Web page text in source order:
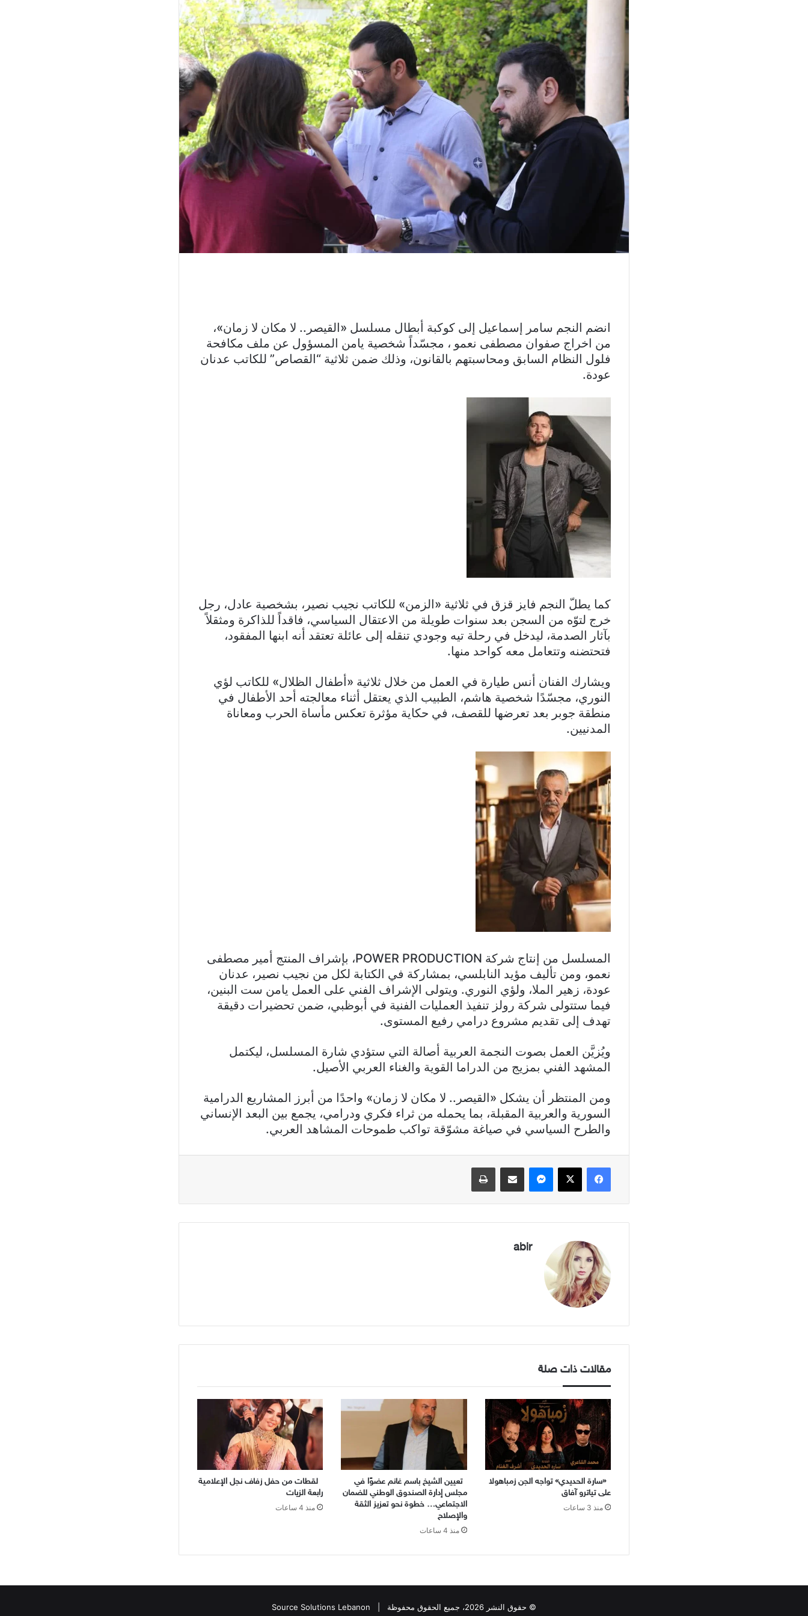
انضم النجم سامر إسماعيل إلى كوكبة أبطال مسلسل «القيصر.. لا مكان لا زمان»،
من اخراج صفوان مصطفى نعمو ، مجسّداً شخصية يامن المسؤول عن ملف مكافحة
فلول النظام السابق ومحاسبتهم بالقانون، وذلك ضمن ثلاثية “القصاص” للكاتب عدنان
عودة.
كما يطلّ النجم فايز قزق في ثلاثية «الزمن» للكاتب نجيب نصير، بشخصية عادل، رجل
خرج لتوّه من السجن بعد سنوات طويلة من الاعتقال السياسي، فاقداً للذاكرة ومثقلاً
بآثار الصدمة، ليدخل في رحلة تيه وجودي تنقله إلى عائلة تعتقد أنه ابنها المفقود،
فتحتضنه وتتعامل معه كواحد منها.
ويشارك الفنان أنس طيارة في العمل من خلال ثلاثية «أطفال الظلال» للكاتب لؤي
النوري، مجسّدًا شخصية هاشم، الطبيب الذي يعتقل أثناء معالجته أحد الأطفال في
منطقة جوبر بعد تعرضها للقصف، في حكاية مؤثرة تعكس مأساة الحرب ومعاناة
المدنيين.
المسلسل من إنتاج شركة POWER PRODUCTION، بإشراف المنتج أمير مصطفى
نعمو، ومن تأليف مؤيد النابلسي، بمشاركة في الكتابة لكل من نجيب نصير، عدنان
عودة، زهير الملا، ولؤي النوري. ويتولى الإشراف الفني على العمل يامن ست البنين،
فيما ستتولى شركة رولز تنفيذ العمليات الفنية في أبوظبي، ضمن تحضيرات دقيقة
تهدف إلى تقديم مشروع درامي رفيع المستوى.
ويُزيَّن العمل بصوت النجمة العربية أصالة التي ستؤدي شارة المسلسل، ليكتمل
المشهد الفني بمزيج من الدراما القوية والغناء العربي الأصيل.
ومن المنتظر أن يشكل «القيصر.. لا مكان لا زمان» واحدًا من أبرز المشاريع الدرامية
السورية والعربية المقبلة، بما يحمله من ثراء فكري ودرامي، يجمع بين البعد الإنساني
والطرح السياسي في صياغة مشوّقة تواكب طموحات المشاهد العربي.
فيسبوك X ماسنجر مشاركة عبر البريد طباعة
abir
مقالات ذات صلة
«سارة الحديدي» تواجه الجن زمباهولا
على تياترو آفاق
منذ 3 ساعات
تعيين الشيخ باسم غانم عضوًا في
مجلس إدارة الصندوق الوطني للضمان
الاجتماعي… خطوة نحو تعزيز الثقة
والإصلاح
منذ 4 ساعات
لقطات من حفل زفاف نجل الإعلامية
رابعة الزيات
منذ 4 ساعات
© حقوق النشر 2026، جميع الحقوق محفوظة | Source Solutions Lebanon